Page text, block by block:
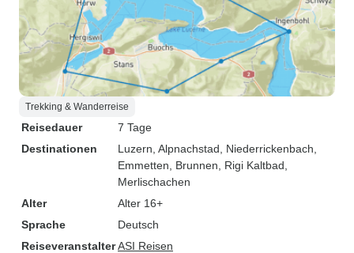
Trekking & Wanderreise
Reisedauer
7 Tage
Destinationen
Luzern , Alpnachstad , Niederrickenbach
Emmetten , Brunnen , Rigi Kaltbad
Merlischachen
Alter
Alter 16+
Sprache
Deutsch
ReiseveranstalterASI Reisen